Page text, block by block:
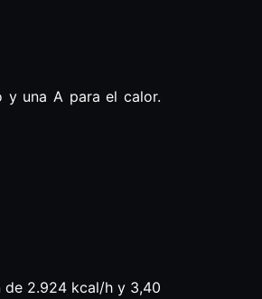
y una A para el calor.
de 2.924 kcal/h y 3,40